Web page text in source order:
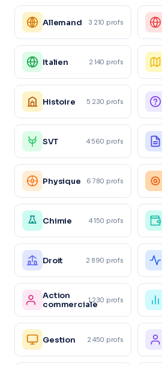
Allemand 3 210 profs
Italien 2 140 profs
Histoire 5 230 profs
SVT 4 560 profs
Physique 6 780 profs
Chimie 4 150 profs
Droit 2 890 profs
Action
commerciale1 230 profs
Gestion 2 450 profs